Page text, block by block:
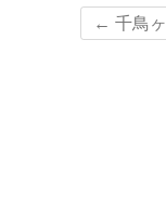
← 千鳥